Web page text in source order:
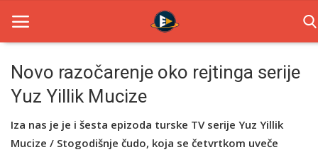
Home
Novosti
Novo razočarenje oko rejtinga serije
Yuz Yillik Mucize
Iza nas je je i šesta epizoda turske TV serije Yuz Yillik
Mucize / Stogodišnje čudo, koja se četvrtkom uveče